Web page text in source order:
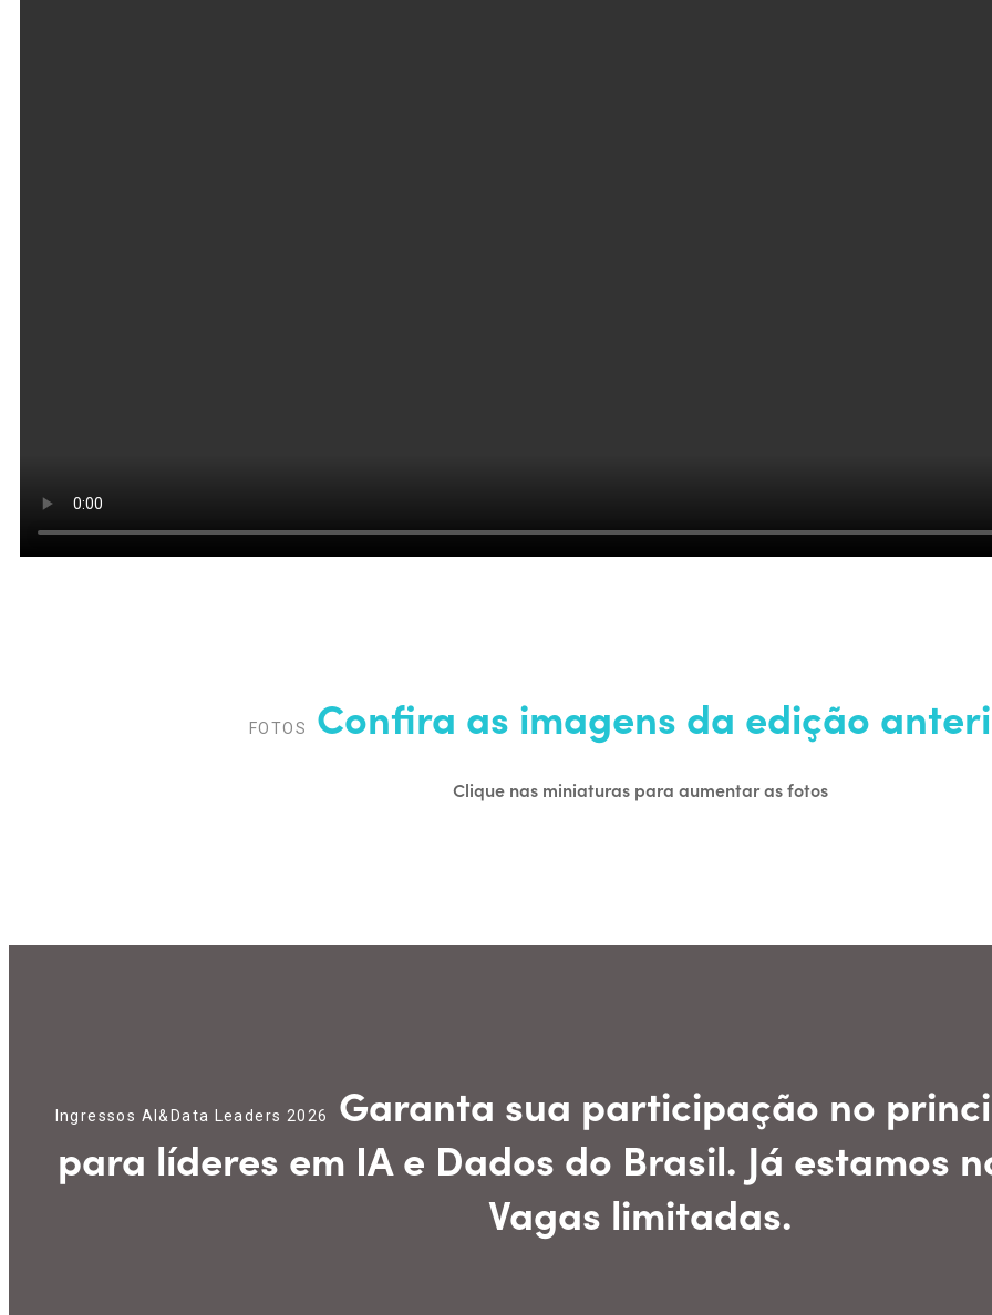
FOTOS Confira as imagens da edição
Clique nas miniaturas para aumentar as fotos
Ingressos AI&Data Leaders 2026
Garanta sua participação no
para líderes em IA e Dados do Brasil. Já estamos
Vagas limitadas.